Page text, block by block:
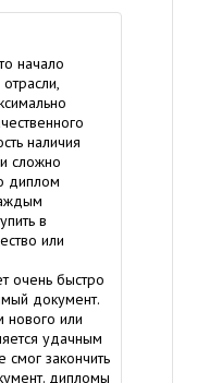
начало
наличия
сложно
диплом
в
или
очень быстро
документ.
нового или
удачным
закончить
дипломы